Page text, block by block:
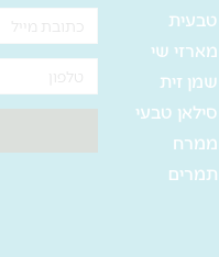
טבעית
מארזי שי
שמן זית
סילאן טבעי
ממרח
תמרים
אימייל
טלפון